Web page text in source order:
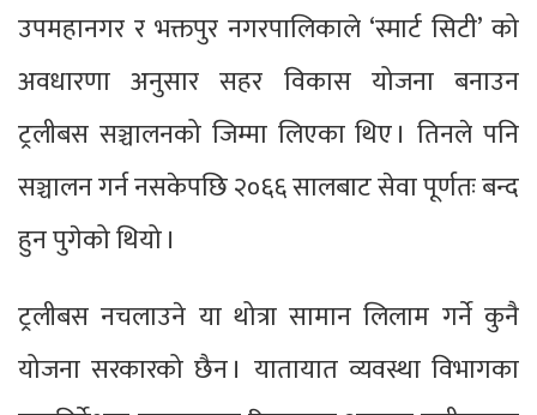
उपमहानगर र भक्तपुर नगरपालिकाले ‘स्मार्ट सिटी’ को
अवधारणा अनुसार सहर विकास योजना बनाउन
ट्रलीबस सञ्चालनको जिम्मा लिएका थिए । तिनले पनि
सञ्चालन गर्न नसकेपछि २०६६ सालबाट सेवा पूर्णतः बन्द
हुन पुगेको थियो ।
ट्रलीबस नचलाउने या थोत्रा सामान लिलाम गर्ने कुनै
योजना सरकारको छैन । यातायात व्यवस्था विभागका